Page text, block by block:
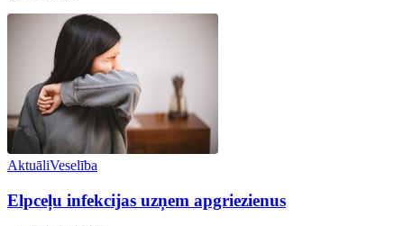
AktuāliVeselība
Elpceļu infekcijas uzņem apgriezienus